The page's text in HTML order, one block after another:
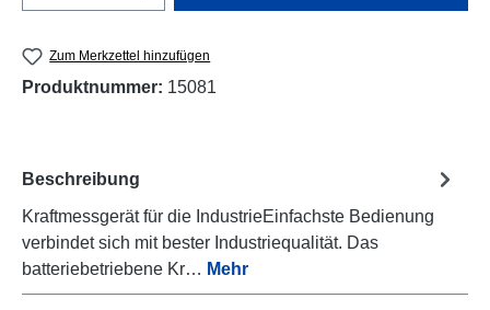
Zum Merkzettel hinzufügen
Produktnummer: 15081
Beschreibung
Kraftmessgerät für die IndustrieEinfachste Bedienung
verbindet sich mit bester Industriequalität. Das
batteriebetriebene Kr… Mehr